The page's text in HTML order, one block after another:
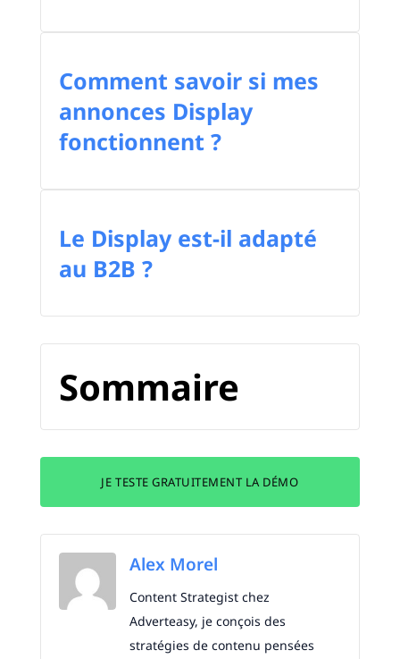
Comment savoir si mes
annonces Display
fonctionnent ?
Le Display est-il adapté
au B2B ?
Sommaire
JE TESTE GRATUITEMENT LA DÉMO
Alex Morel
Content Strategist chez
Adverteasy, je conçois des
stratégies de contenu pensées